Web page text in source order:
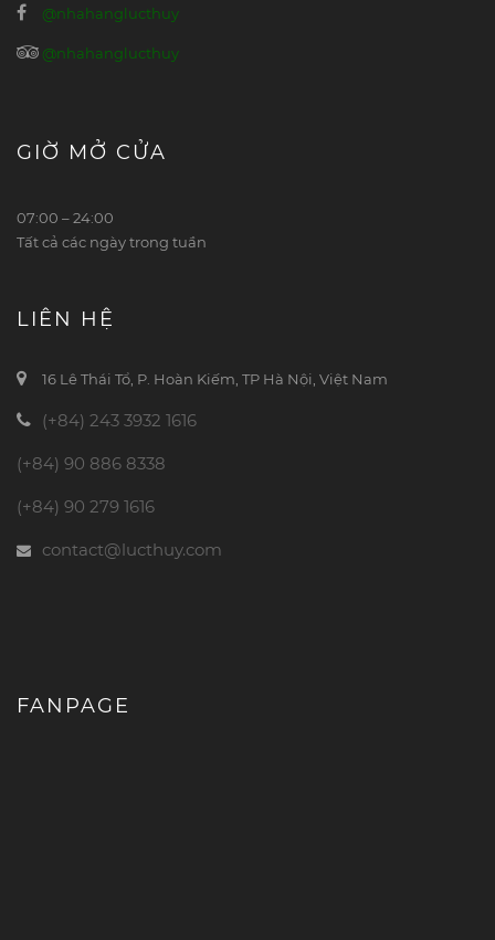
@nhahanglucthuy
@nhahanglucthuy
GIỜ MỞ CỬA
07:00 – 24:00
Tất cả các ngày trong tuần
LIÊN HỆ
16 Lê Thái Tổ, P. Hoàn Kiếm, TP Hà Nội, Việt Nam
(+84) 243 3932 1616
(+84) 90 886 8338
(+84) 90 279 1616
contact@lucthuy.com
FANPAGE